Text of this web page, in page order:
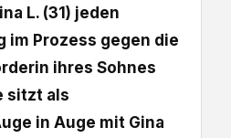
L. (31) jeden
im Prozess gegen die
ihres Sohnes
sitzt als
in Auge mit Gina